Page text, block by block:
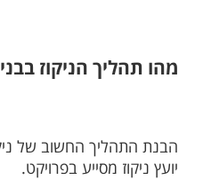
מהו תהליך הניקוז
הבנת התהליך החשוב של
יועץ ניקוז מסייע בפרויקט.